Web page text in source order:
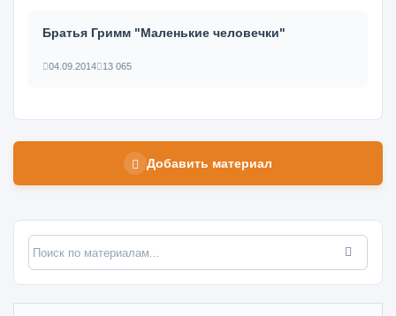
Братья Гримм "Маленькие человечки"
04.09.2014 13 065
Добавить материал